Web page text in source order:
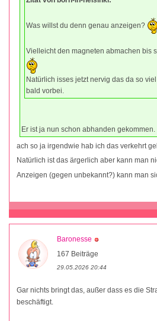
Was willst du denn genau anzeigen?
Vielleicht den magneten abmachen bis
Natürlich isses jetzt nervig das da so
bald vorbei.
Er ist ja nun schon abhanden gekommen.
ach so ja irgendwie hab ich das verkehrt
Natürlich ist das ärgerlich aber kann man
Anzeigen (gegen unbekannt?) kann man
Baronesse
167 Beiträge
29.05.2026 20:44
Gar nichts bringt das, außer dass es die
beschäftigt.